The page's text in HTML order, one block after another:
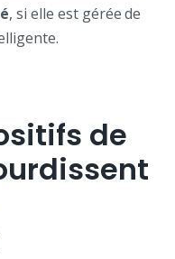
, si elle est gérée de
de